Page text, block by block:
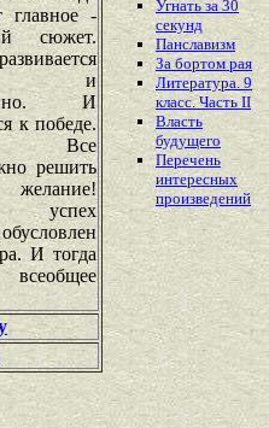
главное -
сюжет.
и
И
к победе.
Все
решить
успех
И тогда
Угнать за 30
секунд
Панславизм
За бортом рая
Литература. 9
класс. Часть II
Власть
будущего
Перечень
интересных
произведений